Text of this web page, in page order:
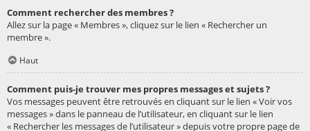
Comment rechercher des membres ?
Allez sur la page « Membres », cliquez sur le lien « Rechercher un
membre ».
Haut
Comment puis-je trouver mes propres messages et sujets ?
Vos messages peuvent être retrouvés en cliquant sur le lien « Voir vos
messages » dans le panneau de l’utilisateur, en cliquant sur le lien
« Rechercher les messages de l’utilisateur » depuis votre propre page de